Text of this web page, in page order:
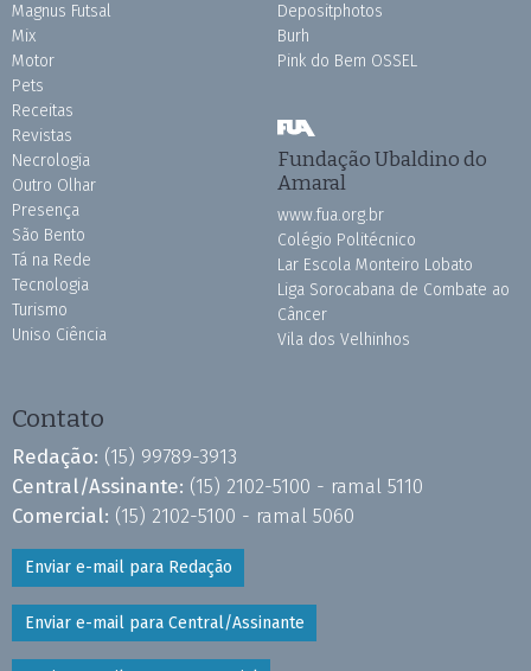
Magnus Futsal
Mix
Motor
Pets
Receitas
Revistas
Necrologia
Outro Olhar
Presença
São Bento
Tá na Rede
Tecnologia
Turismo
Uniso Ciência
Depositphotos
Burh
Pink do Bem OSSEL
Fundação Ubaldino do
Amaral
www.fua.org.br
Colégio Politécnico
Lar Escola Monteiro Lobato
Liga Sorocabana de Combate ao
Câncer
Vila dos Velhinhos
Contato
Redação: (15) 99789-3913
Central/Assinante: (15) 2102-5100 - ramal 5110
Comercial: (15) 2102-5100 - ramal 5060
Enviar e-mail para Redação
Enviar e-mail para Central/Assinante